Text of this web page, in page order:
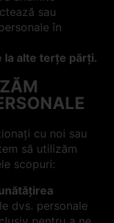
sau
în
la alte terțe părți.
cu noi sau
să utilizăm
scopuri:
dvs. personale